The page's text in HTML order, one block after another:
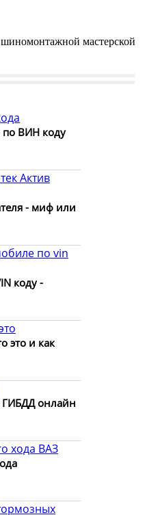
мастерской
по ВИН коду
- миф или
коду -
это и как
онлайн